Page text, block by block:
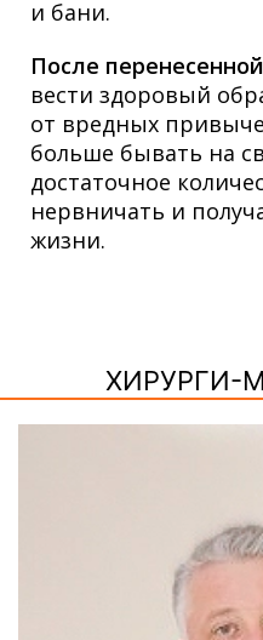
и бани.
После
вести здоровый
от вредных
больше бывать на
достаточное
нервничать и
жизни.
ХИРУРГИ-